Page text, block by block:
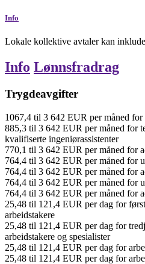
Info
Lokale kollektive avtaler kan
Info Lønnsfradrag
Trygdeavgifter
1067,4 til 3 642 EUR per måned for
885,3 til 3 642 EUR per måned for
kvalifiserte ingeniørassistenter
770,1 til 3 642 EUR per måned for
764,4 til 3 642 EUR per måned for
764,4 til 3 642 EUR per måned for
764,4 til 3 642 EUR per måned for
764,4 til 3 642 EUR per måned for
25,48 til 121,4 EUR per dag for
arbeidstakere
25,48 til 121,4 EUR per dag for
arbeidstakere og spesialister
25,48 til 121,4 EUR per dag for
25,48 til 121,4 EUR per dag for